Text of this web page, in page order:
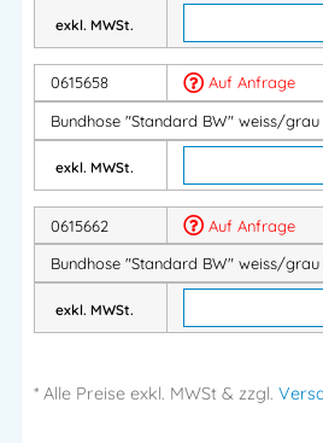
Herstellerinformationen
Intertex Handels GmbH
Herstelleranschrift:
Waldegg 4
Mehr Information E-Mail:
exkl. MWSt.
0615658
Auf Anfrage
Bundhose "Standard BW" weiss/
exkl. MWSt.
0615662
Auf Anfrage
Bundhose "Standard BW" weiss/
exkl. MWSt.
* Alle Preise exkl. MWSt & zzgl.